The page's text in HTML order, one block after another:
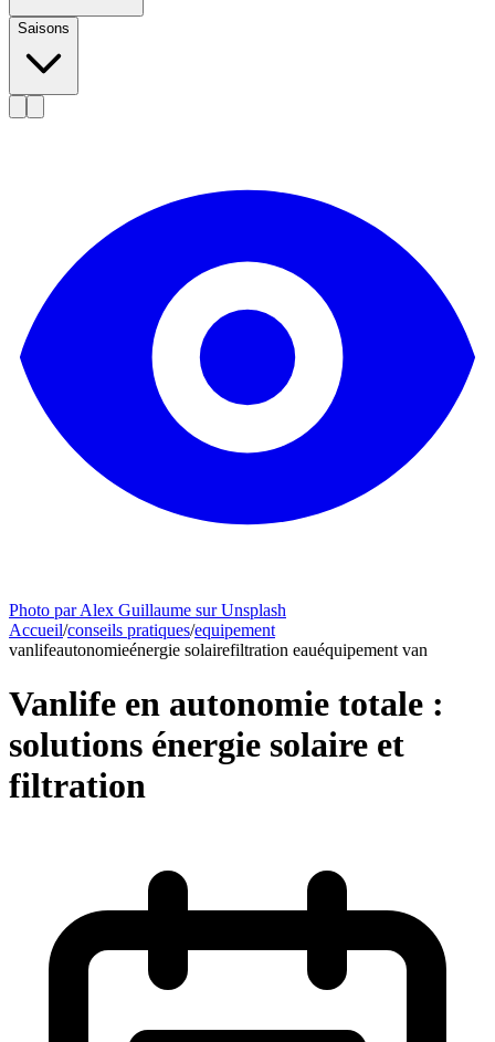
Saisons
Photo par Alex Guillaume sur Unsplash
Accueil/conseils pratiques/equipement
vanlifeautonomieénergie solairefiltration eauéquipement van
Vanlife en autonomie totale :
solutions énergie solaire et
filtration